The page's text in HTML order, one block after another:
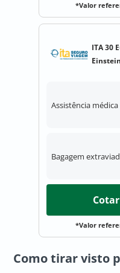
*Valor
ITA 30
Einstein
Assistência médica
Bagagem
*Valor
Como tirar visto